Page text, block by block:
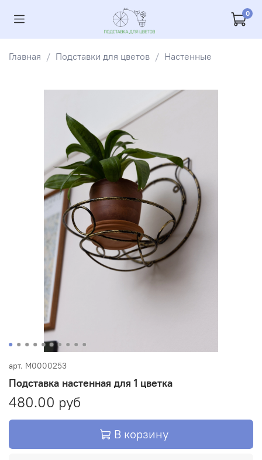
0
Главная Подставки для цветов Настенные
арт. М0000253
Подставка настенная для 1 цветка
480.00 руб
В корзину